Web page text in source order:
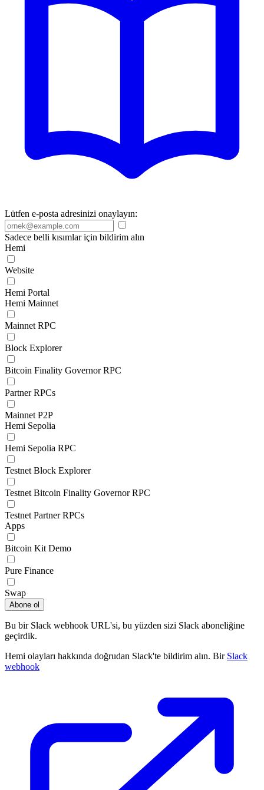
Lütfen e-posta adresinizi onaylayın:
Sadece belli kısımlar için bildirim alın
Hemi
Website
Hemi Portal
Hemi Mainnet
Mainnet RPC
Block Explorer
Bitcoin Finality Governor RPC
Partner RPCs
Mainnet P2P
Hemi Sepolia
Hemi Sepolia RPC
Testnet Block Explorer
Testnet Bitcoin Finality Governor RPC
Testnet Partner RPCs
Apps
Bitcoin Kit Demo
Pure Finance
Swap
Abone ol
Bu bir Slack webhook URL'si, bu yüzden sizi Slack aboneliğine
geçirdik.
Hemi olayları hakkında doğrudan Slack'te bildirim alın. Bir Slack
webhook